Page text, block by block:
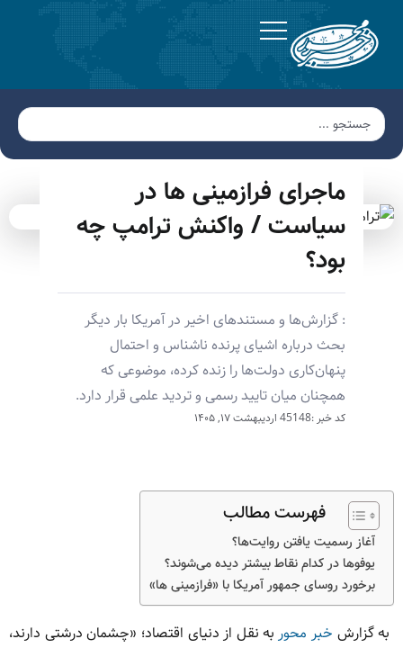
ماجرای فرازمینی ها در
سیاست / واکنش ترامپ چه
بود؟
: گزارش‌ها و مستندهای اخیر در آمریکا بار دیگر
بحث درباره اشیای پرنده ناشناس و احتمال
پنهان‌کاری دولت‌ها را زنده کرده، موضوعی که
همچنان میان تایید رسمی و تردید علمی قرار دارد.
کد خبر :45148 اردیبهشت ۱۷, ۱۴۰۵
فهرست مطالب
آغاز رسمیت یافتن روایت‌ها؟
یوفوها در کدام نقاط بیشتر دیده می‌شوند؟
برخورد روسای جمهور آمریکا با «فرازمینی ها»
به گزارش خبر محور به نقل از دنیای اقتصاد؛ «چشمان درشتی دارند،